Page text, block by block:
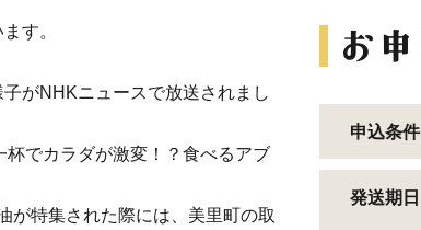
す。
がNHKニュースで放送されまし
杯でカラダが激変！？食べるアブ
特集された際には、美里町の取
申込条件
発送期日